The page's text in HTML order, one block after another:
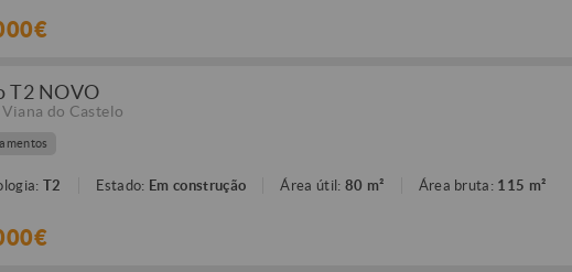
T2 NOVO
Viana do Castelo
T2 Estado: Em construção Área útil: 80 m² Área bruta: 115 m²